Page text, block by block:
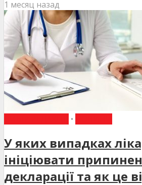
1 месяц назад
•
У яких випадках
ініціювати
декларації та як це